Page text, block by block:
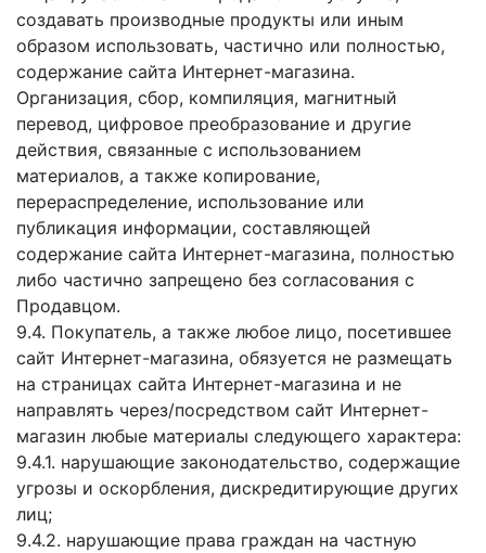
создавать производные продукты или иным
образом использовать, частично или полностью,
содержание сайта Интернет-магазина.
Организация, сбор, компиляция, магнитный
перевод, цифровое преобразование и другие
действия, связанные с использованием
материалов, а также копирование,
перераспределение, использование или
публикация информации, составляющей
содержание сайта Интернет-магазина, полностью
либо частично запрещено без согласования с
Продавцом.
9.4. Покупатель, а также любое лицо, посетившее
сайт Интернет-магазина, обязуется не размещать
на страницах сайта Интернет-магазина и не
направлять через/посредством сайт Интернет-
магазин любые материалы следующего характера:
9.4.1. нарушающие законодательство, содержащие
угрозы и оскорбления, дискредитирующие других
лиц;
9.4.2. нарушающие права граждан на частную